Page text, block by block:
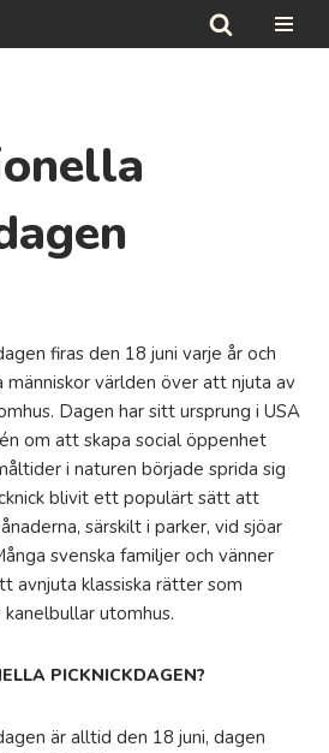
firas den 18 juni varje år och
världen över att njuta av
Dagen har sitt ursprung i USA
om att skapa social öppenhet
i naturen började sprida sig
blivit ett populärt sätt att
särskilt i parker, vid sjöar
svenska familjer och vänner
avnjuta klassiska rätter som
utomhus.
PICKNICKDAGEN?
är alltid den 18 juni, dagen